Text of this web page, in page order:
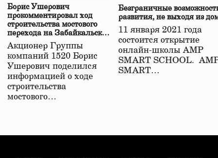
Борис Ушерович
прокомментировал ход
строительства мостового
перехода на Забайкальской
железной дороге
Акционер Группы
компаний 1520 Борис
Ушерович поделился
информацией о ходе
строительства
мостового…
Безграничные
развития, не выходя из
11 января 2021 года
состоится открытие
онлайн-школы АМР
SMART SCHOOL.
SMART…